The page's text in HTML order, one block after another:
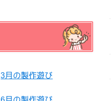
3月の製作遊び
6月の製作遊び